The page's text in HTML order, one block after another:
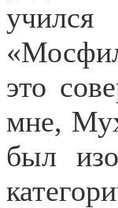
это
мне,
был